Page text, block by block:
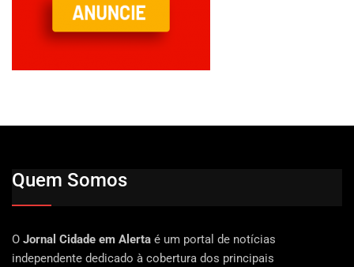
Quem Somos
O Jornal Cidade em Alerta é um portal de notícias
independente dedicado à cobertura dos principais